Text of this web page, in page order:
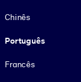
Chinês
Português
Francês